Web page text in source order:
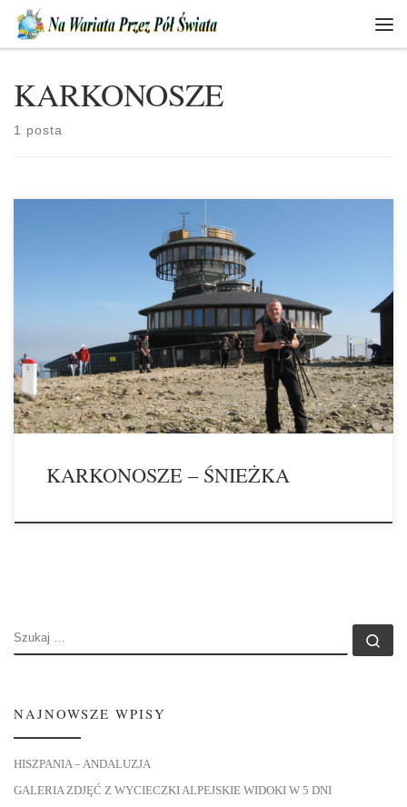
Skip to content
KARKONOSZE
1 posta
PASMO GÓRSKIE „KARKONOSZE” NAJWYŻSZY SZCZYT –
ŚNIEŻKA 1602 m n.p.m. TRZECI SZCZYT KORONY GÓR POLSKI Z
Tarnowa do Karpacza Górnego w Karkonoszach wyruszamy z Alą na
trzydniowy weekend. W planie mamy zdobycie Śnieżki, Szrenicy i
wielu innych szczytów w Karkonoszach. Z Karpacza na
szczyt Śnieżki wytyczonych jest kilka szlaków turystycznych.
Tradycyjne podejście na Śnieżkę […]
KARKONOSZE – ŚNIEŻKA
SZUKAJ
NAJNOWSZE WPISY
HISZPANIA – ANDALUZJA
GALERIA ZDJĘĆ Z WYCIECZKI ALPEJSKIE WIDOKI W 5 DNI